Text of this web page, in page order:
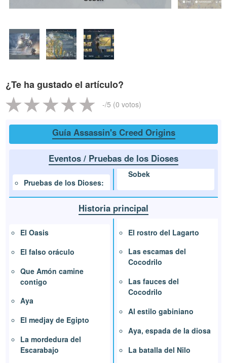
¿Te ha gustado el artículo?
-/5 (0 votos)
Guía Assassin's Creed Origins
Eventos / Pruebas de los Dioses
Pruebas de los Dioses:
Sobek
Historia principal
El Oasis
El falso oráculo
Que Amón camine
contigo
Aya
El medjay de Egipto
La mordedura del
Escarabajo
El rostro del Lagarto
Las escamas del
Cocodrilo
Las fauces del
Cocodrilo
Al estilo gabiniano
Aya, espada de la diosa
La batalla del Nilo